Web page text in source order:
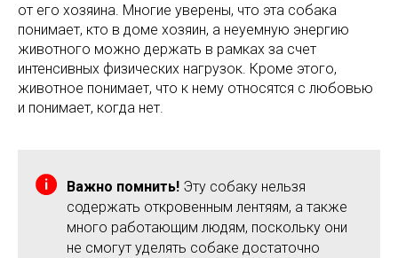
от его хозяина. Многие уверены, что эта собака
понимает, кто в доме хозяин, а неуемную энергию
животного можно держать в рамках за счет
интенсивных физических нагрузок. Кроме этого,
животное понимает, что к нему относятся с любовью
и понимает, когда нет.
Важно помнить! Эту собаку нельзя
содержать откровенным лентяям, а также
много работающим людям, поскольку они
не смогут уделять собаке достаточно